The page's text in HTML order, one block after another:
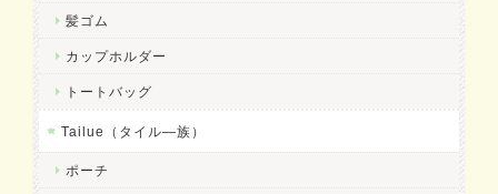
髪ゴム
カップホルダー
トートバッグ
Tailue（タイル―族）
ポーチ